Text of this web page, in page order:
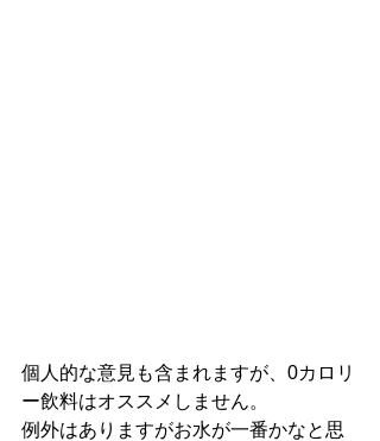
個人的な意見も含まれますが、0カロリ
ー飲料はオススメしません。
例外はありますがお水が一番かなと思